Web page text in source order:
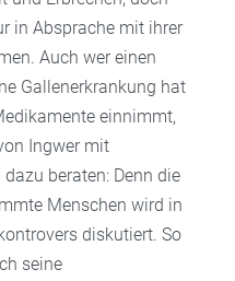
in Absprache mit ihrer
Auch wer einen
Gallenerkrankung hat
einnimmt,
Ingwer mit
beraten: Denn die
Menschen wird in
diskutiert. So
seine